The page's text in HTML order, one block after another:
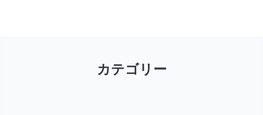
カテゴリー